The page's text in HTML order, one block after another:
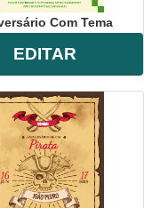
Com Tema
EDITAR